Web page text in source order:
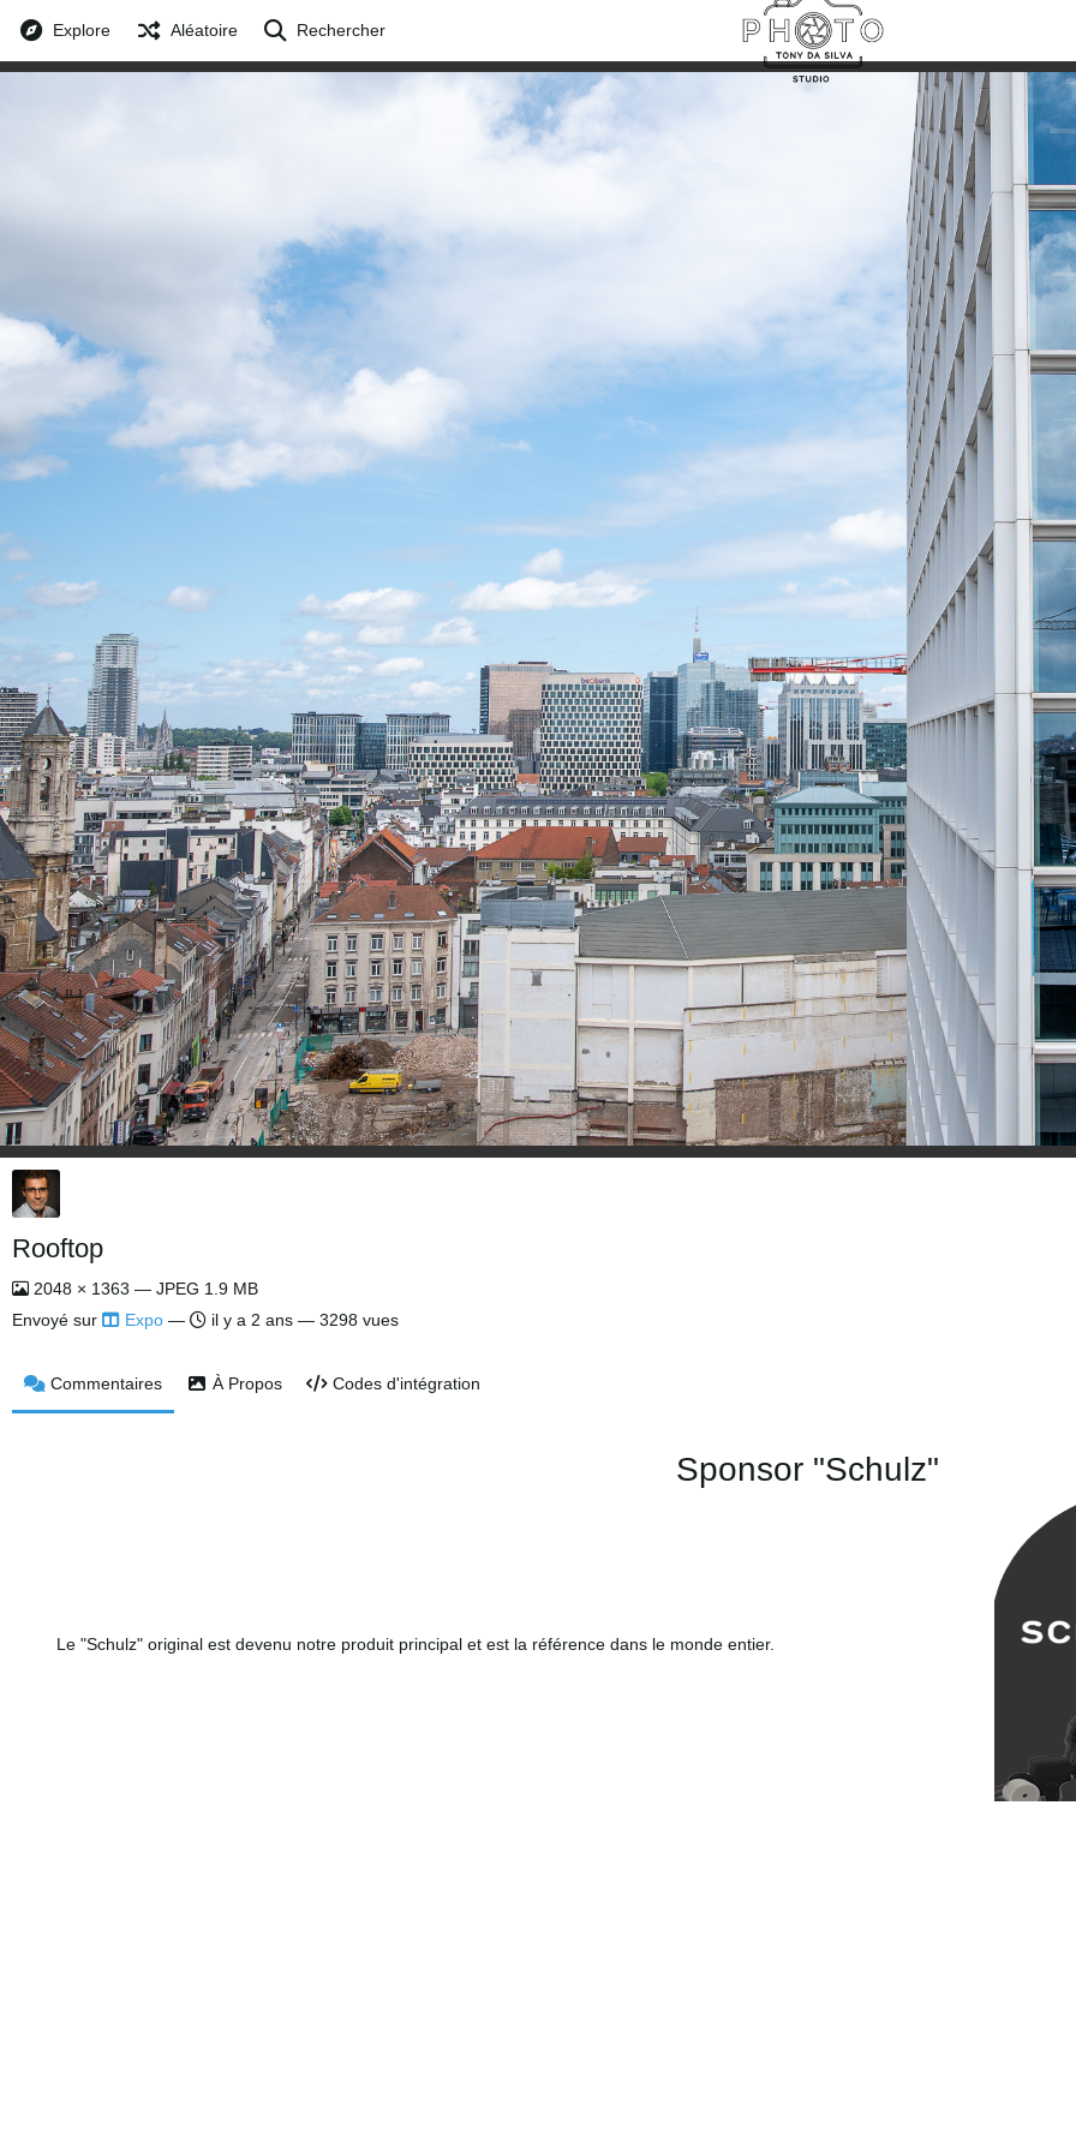
Explore Aléatoire Rechercher
Rooftop
2048 × 1363 — JPEG 1.9 MB
Envoyé sur
Expo — il y a 2 ans — 3298 vues
Commentaires À Propos Codes d'intégration
Sponsor "Schulz"
Le "Schulz" original est devenu notre produit principal et est la référence dans le monde entier.